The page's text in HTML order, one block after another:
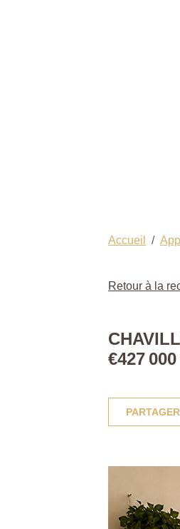
Accueil
Retour à la
€427 000